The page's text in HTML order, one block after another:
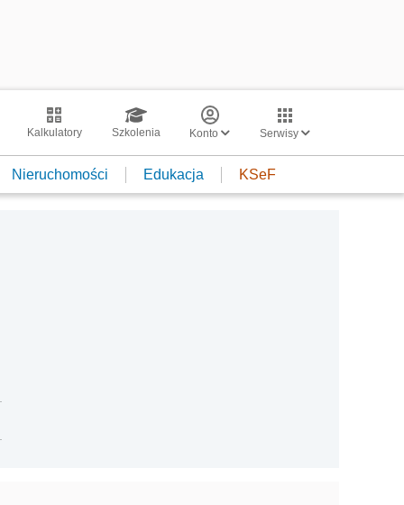
Kalkulatory Szkolenia Konto Serwisy
Nieruchomości Edukacja KSeF